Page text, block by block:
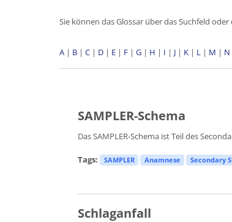
Sie können das Glossar über das Suchfeld
A | B |C | D | E | F |G | H | I | J | K | L | M | N
SAMPLER-Schema
Das SAMPLER-Schema ist Teil des
Tags: SAMPLER Anamnese Secondary
Schlaganfall